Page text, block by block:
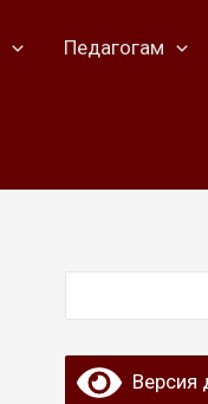
Педагогам
Версия